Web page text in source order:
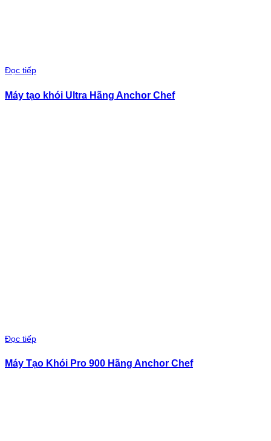
Đọc tiếp
Máy tạo khói Ultra Hãng Anchor Chef
Đọc tiếp
Máy Tạo Khói Pro 900 Hãng Anchor Chef